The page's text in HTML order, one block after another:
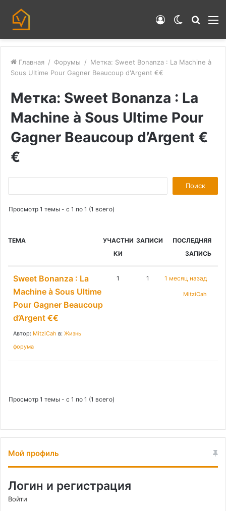
Switch
Войти
Главная / Форумы / Метка: Sweet Bonanza : La Machine à
Sous Ultime Pour Gagner Beaucoup d'Argent €€
Метка: Sweet Bonanza : La
Machine à Sous Ultime Pour
Gagner Beaucoup d’Argent €
€
о
и
Просмотр 1 темы - с 1 по 1 (1 всего)
ТЕМА
УЧАСТНИ
КИ
ЗАПИСИ
ПОСЛЕДНЯЯ
ЗАПИСЬ
Sweet Bonanza : La
Machine à Sous Ultime
Pour Gagner Beaucoup
d’Argent €€
Автор: MitziCah в: Жизнь
форума
1 1 1 месяц назад
MitziCah
Просмотр 1 темы - с 1 по 1 (1 всего)
Мой профиль
Логин и регистрация
Войти